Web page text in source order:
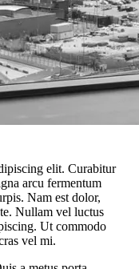
elit. Curabitur
arcu fermentum
Nam est dolor,
Nullam vel luctus
Ut commodo
vel mi.